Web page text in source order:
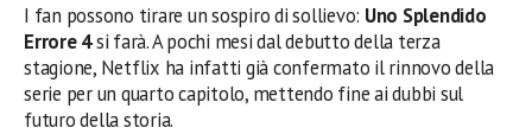
I fan possono tirare un sospiro di sollievo: Uno Splendido
Errore 4si farà. A pochi mesi dal debutto della terza
stagione, Netflix ha infatti già confermato il rinnovo della
serie per un quarto capitolo, mettendo fine ai dubbi sul
futuro della storia.